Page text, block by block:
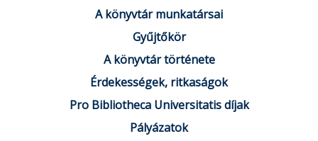
A könyvtár munkatársai
Gyűjtőkör
A könyvtár története
Érdekességek, ritkaságok
Pro Bibliotheca Universitatis díjak
Pályázatok